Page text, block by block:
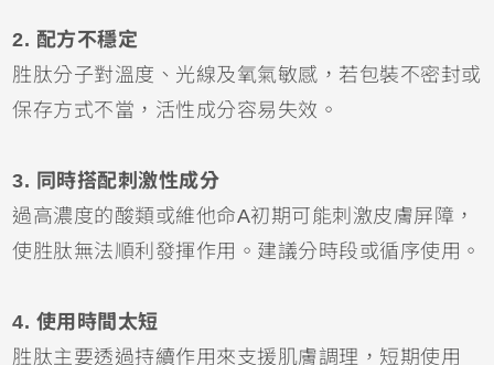
2. 配方不穩定
胜肽分子對溫度、光線及氧氣敏感，若包裝不密封或
保存方式不當，活性成分容易失效。
3. 同時搭配刺激性成分
過高濃度的酸類或維他命A初期可能刺激皮膚屏障，
使胜肽無法順利發揮作用。建議分時段或循序使用。
4. 使用時間太短
胜肽主要透過持續作用來支援肌膚調理，短期使用